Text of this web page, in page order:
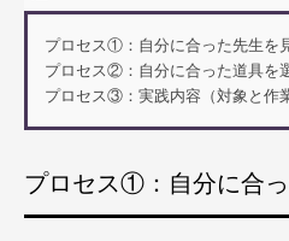
プロセス①：自分に合った先生を
プロセス②：自分に合った道具を
プロセス③：実践内容（対象と作
プロセス①：自分に合